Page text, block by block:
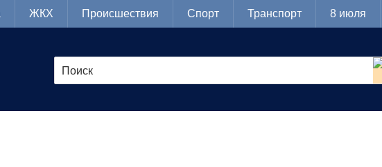
ЖКХ Происшествия Спорт Транспорт 8 июля